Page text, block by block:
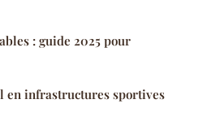
: guide 2025 pour
en infrastructures sportives